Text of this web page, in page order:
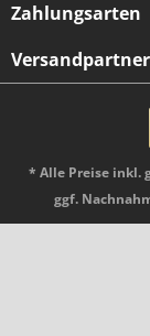
Zahlungsarten
Versandpartner
* Alle Preise inkl.
ggf.